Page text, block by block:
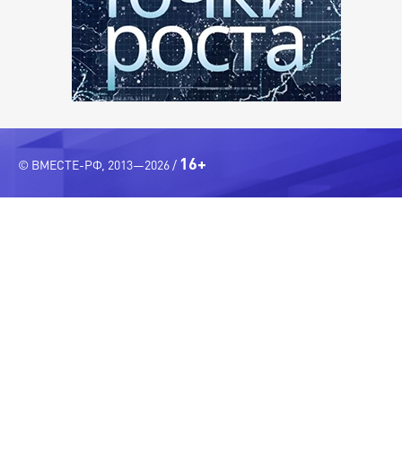
© ВМЕСТЕ-РФ, 2013—2026 / 16+